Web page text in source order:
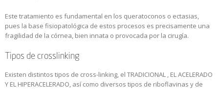
Este tratamiento es fundamental en los queratoconos o ectasias,
pues la base fisiopatológica de estos procesos es precisamente una
fragilidad de la córnea, bien innata o provocada por la cirugía.
Tipos de crosslinking
Existen distintos tipos de cross-linking, el TRADICIONAL , EL ACELERADO
Y EL HIPERACELERADO, así como diversos tipos de riboflavinas y de